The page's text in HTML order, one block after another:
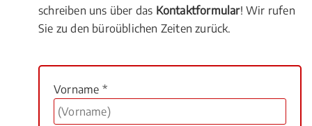
schreiben uns über das Kontaktformular! Wir rufen
Sie zu den büroüblichen Zeiten zurück.
Vorname *